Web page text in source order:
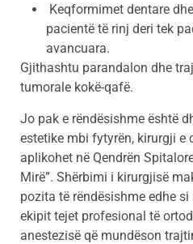
Keqformimet dentare
pacientë të rinj deri tek
avancuara.
Gjithashtu parandalon dhe
tumorale kokë-qafë.
Jo pak e rëndësishme është
estetike mbi fytyrën, kirurgji e
aplikohet në Qendrën
Mirë”. Shërbimi i kirurgjisë
pozita të rëndësishme edhe
ekipit tejet profesional të
anestezisë që mundëson